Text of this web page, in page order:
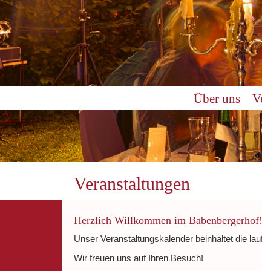
Über uns
Veranstaltungen
Herzlich Willkommen im Babenbergerhof!
Unser Veranstaltungskalender beinhaltet die
Wir freuen uns auf Ihren Besuch!
0:00
2:00
5:00